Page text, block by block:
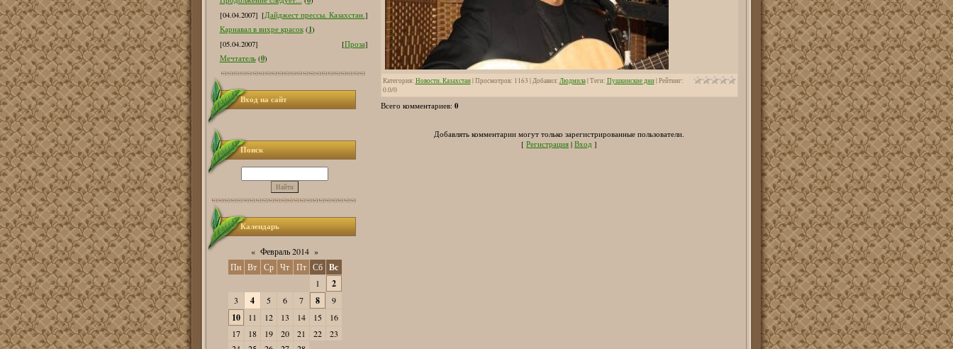
[04.04.2007] [Дайджест прессы. Казахстан.]
Карнавал в вихре красок (1)
[05.04.2007]
[Проза]
Мечтатель (0)
Вход на сайт
Поиск
Календарь
« Февраль 2014 »
Пн Вт Ср Чт Пт Сб Вс
1 2
3 4 5 6 7 8 9
10 11 12 13 14 15
16
17
18 19 20 21 22
23
Категория: Новости. Казахстан|Просмотров: 1163 |Добавил: Людмила|Теги: Пушкинские дни|Рейтинг:
0.0/0
Всего комментариев: 0
Добавлять комментарии могут только зарегистрированные пользователи.
[ Регистрация | Вход ]